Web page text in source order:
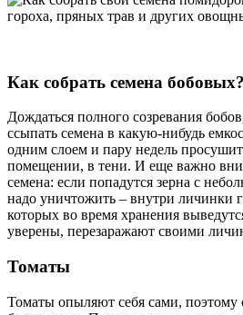
Как собрать семена бобовых?
Дождаться полного созревания
ссыпать семена в какую-нибудь
одним слоем и пару недель
помещении, в тени. И еще важно
семена: если попадутся зерна с
надо уничтожить – внутри личинки
которых во время хранения
уверены, перезаражают своими
Томаты
Томаты опыляют себя сами,